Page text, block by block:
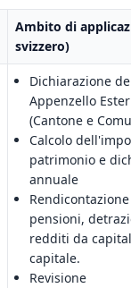
Ambito di
svizzero)
Dichiarazione
Appenzello
(Cantone e
Calcolo
patrimonio e
annuale
pensioni,
redditi da
capitale.
Revisione